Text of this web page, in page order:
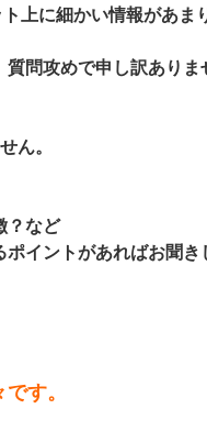
上に細かい情報があま
問攻めで申し訳あり
ん。
？など
イントがあればお聞き
す。